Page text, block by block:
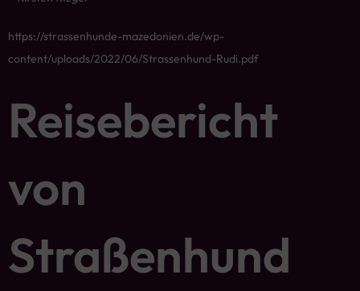
https://strassenhunde-mazedonien.de/wp-
content/uploads/2022/06/Strassenhund-Rudi.pdf
Reisebericht
von
Straßenhund